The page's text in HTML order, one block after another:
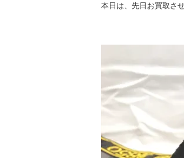
本日は、先日お買取さ